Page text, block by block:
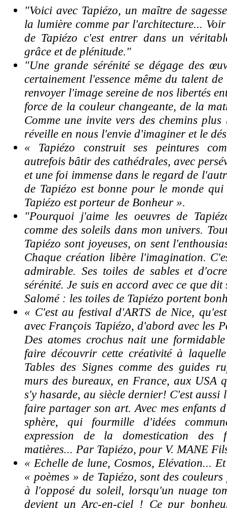
"Voici avec Tapiézo, un maître de
la lumière comme par l'architecture...
de Tapiézo c'est entrer dans un
grâce et de plénitude."
"Une grande sérénité se dégage des
certainement l'essence même du talent
renvoyer l'image sereine de nos libertés
force de la couleur changeante, de la
Comme une invite vers des chemins plus
réveille en nous l'envie d'imaginer et le
« Tapiézo construit ses peintures
autrefois bâtir des cathédrales, avec
et une foi immense dans le regard de
de Tapiézo est bonne pour le monde
Tapiézo est porteur de Bonheur ».
"Pourquoi j'aime les oeuvres de
comme des soleils dans mon univers.
Tapiézo sont joyeuses, on sent
Chaque création libère l'imagination.
admirable. Ses toiles de sables et
sérénité. Je suis en accord avec ce que dit
Salomé : les toiles de Tapiézo portent
« C'est au festival d'ARTS de Nice,
avec François Tapiézo, d'abord avec les
Des atomes crochus nait une
faire découvrir cette créativité à
Tables des Signes comme des guides
murs des bureaux, en France, aux USA
s'y hasarde, au siècle dernier! C'est aussi
faire partager son art. Avec mes enfants
sphère, qui fourmille d'idées
expression de la domestication des
matières... Par Tapiézo, pour V. MANE
« Echelle de lune, Cosmos, Elévation...
« poèmes » de Tapiézo, sont des
à l'opposé du soleil, lorsqu'un nuage
devient un Arc-en-ciel ! Ce pur